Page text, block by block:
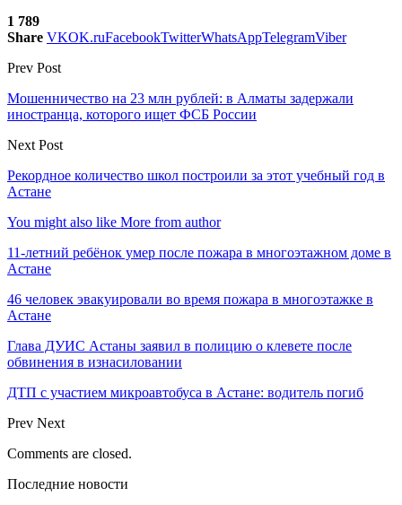
1 789
Share VKOK.ruFacebookTwitterWhatsAppTelegramViber
Prev Post
Мошенничество на 23 млн рублей: в Алматы задержали
иностранца, которого ищет ФСБ России
Next Post
Рекордное количество школ построили за этот учебный год в
Астане
You might also like More from author
11-летний ребёнок умер после пожара в многоэтажном доме в
Астане
46 человек эвакуировали во время пожара в многоэтажке в
Астане
Глава ДУИС Астаны заявил в полицию о клевете после
обвинения в изнасиловании
ДТП с участием микроавтобуса в Астане: водитель погиб
Prev Next
Comments are closed.
Последние новости